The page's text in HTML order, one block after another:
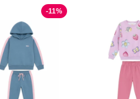
Bem Vestir
Razão Social
BEM VESTIR MODAS
-11%